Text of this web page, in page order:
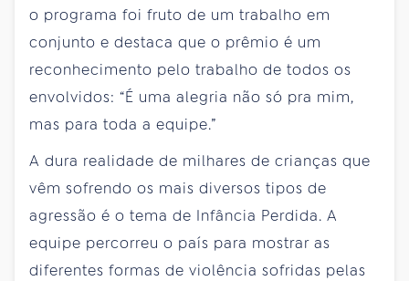
o programa foi fruto de um trabalho em
conjunto e destaca que o prêmio é um
reconhecimento pelo trabalho de todos os
envolvidos: “É uma alegria não só pra mim,
mas para toda a equipe.”
A dura realidade de milhares de crianças que
vêm sofrendo os mais diversos tipos de
agressão é o tema de Infância Perdida. A
equipe percorreu o país para mostrar as
diferentes formas de violência sofridas pelas